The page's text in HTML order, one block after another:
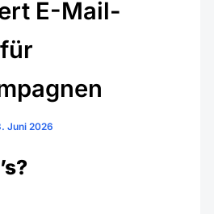
E-Mail-
Juni 2026